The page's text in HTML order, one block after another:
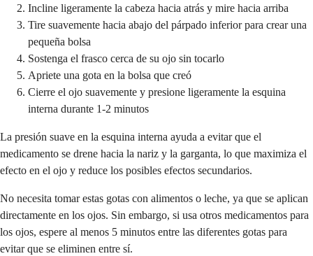
Incline ligeramente la cabeza hacia atrás y mire hacia arriba
Tire suavemente hacia abajo del párpado inferior para crear una
pequeña bolsa
Sostenga el frasco cerca de su ojo sin tocarlo
Apriete una gota en la bolsa que creó
Cierre el ojo suavemente y presione ligeramente la esquina
interna durante 1-2 minutos
La presión suave en la esquina interna ayuda a evitar que el
medicamento se drene hacia la nariz y la garganta, lo que maximiza el
efecto en el ojo y reduce los posibles efectos secundarios.
No necesita tomar estas gotas con alimentos o leche, ya que se aplican
directamente en los ojos. Sin embargo, si usa otros medicamentos para
los ojos, espere al menos 5 minutos entre las diferentes gotas para
evitar que se eliminen entre sí.